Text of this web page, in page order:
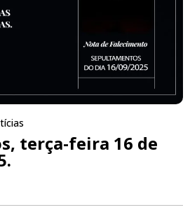
terça-feira 16 de